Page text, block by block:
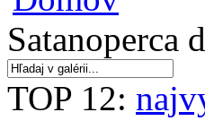
Satanoperca
TOP 12: